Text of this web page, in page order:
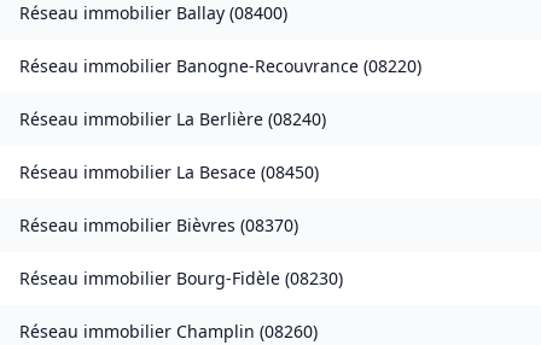
Réseau immobilier Ballay (08400)
Réseau immobilier Banogne-Recouvrance (08220)
Réseau immobilier La Berlière (08240)
Réseau immobilier La Besace (08450)
Réseau immobilier Bièvres (08370)
Réseau immobilier Bourg-Fidèle (08230)
Réseau immobilier Champlin (08260)